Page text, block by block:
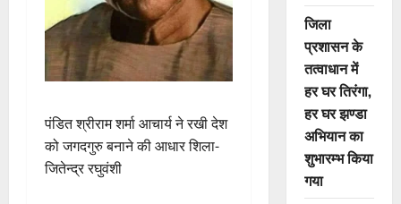
पंडित श्रीराम शर्मा आचार्य ने रखी देश
को जगदगुरु बनाने की आधार शिला-
जितेन्द्र रघुवंशी
जिला
प्रशासन के
तत्वाधान में
हर घर तिरंगा,
हर घर झण्डा
अभियान का
शुभारम्भ किया
गया